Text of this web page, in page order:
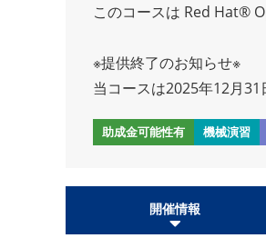
このコースは Red Hat®
※提供終了のお知らせ※
当コースは2025年12月31
助成金可能性有 機械演習
開催情報